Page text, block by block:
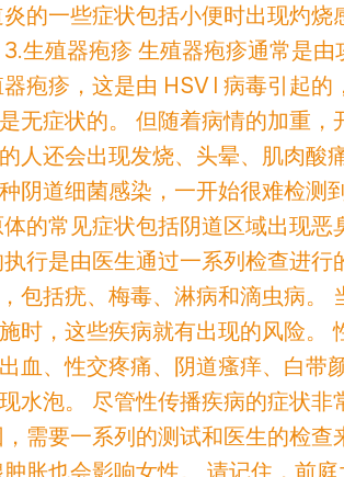
的一些症状包括小便时出现灼
生殖器疱疹 生殖器疱疹通常是
疱疹，这是由 HSV I 病毒引起
无症状的。 但随着病情的加重
人还会出现发烧、头晕、肌肉酸
阴道细菌感染，一开始很难检测
的常见症状包括阴道区域出现
行是由医生通过一系列检查进
包括疣、梅毒、淋病和滴虫病。
时，这些疾病就有出现的风险。
血、性交疼痛、阴道瘙痒、白带
水泡。 尽管性传播疾病的症状
需要一系列的测试和医生的检